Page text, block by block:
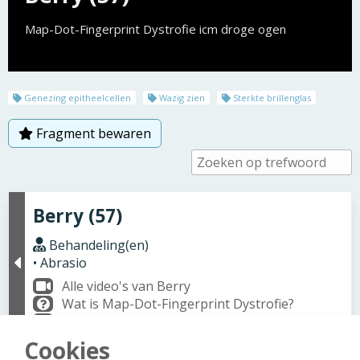
Map-Dot-Fingerprint Dystrofie icm droge ogen
Genezing epitheelcellen Wazig zien Sterkte brillenglas
Fragment bewaren
Berry (57)
Behandeling(en)
• Abrasio
Alle video's van Berry
Wat is Map-Dot-Fingerprint Dystrofie?
Cookies